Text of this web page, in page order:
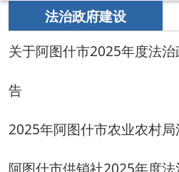
阿图什市供销社2025年度法治政府
报告
阿图什市气象局2025年法治政府